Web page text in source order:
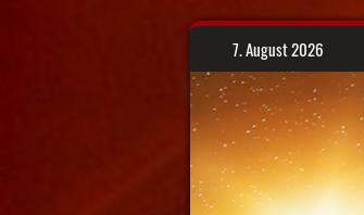
Skip
content
7. August 2026